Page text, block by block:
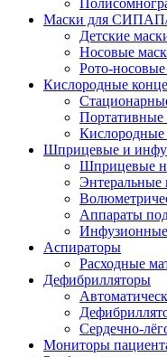
Маски для
Детские
Носовые
Рото-
Кислородные
Портативные
Кислородные
Шприцевые и
Шприцевые
Энтеральные
Аппараты
Аспираторы
Расходные
Дефибрилляторы
Сердечно-
Мониторы